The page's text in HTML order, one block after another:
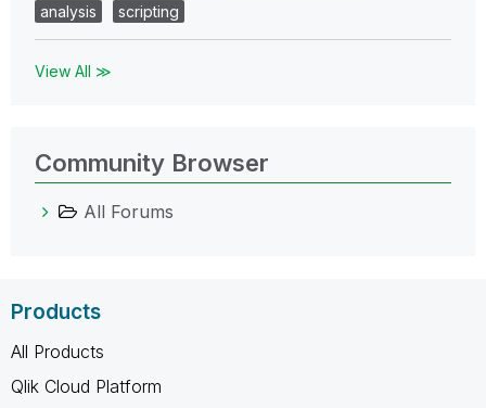
analysis
scripting
View All ≫
Community Browser
All Forums
Products
All Products
Qlik Cloud Platform